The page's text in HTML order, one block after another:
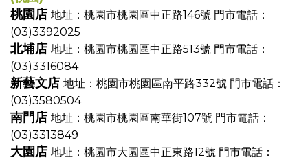
桃園店 地址：桃園市桃園區中正路146號 門市電話：
(03)3392025
北埔店 地址：桃園市桃園區中正路513號 門市電話：
(03)3316084
新藝文店 地址：桃園市桃園區南平路332號 門市電話：
(03)3580504
南門店 地址：桃園市桃園區南華街107號 門市電話：
(03)3313849
大園店 地址：桃園市大園區中正東路12號 門市電話：